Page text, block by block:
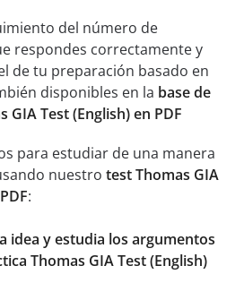
del número de
respondes correctamente y
de tu preparación basado en
disponibles en la base de
GIA Test (English) en PDF
para estudiar de una manera
nuestro test Thomas GIA
:
idea y estudia los argumentos
Thomas GIA Test (English)